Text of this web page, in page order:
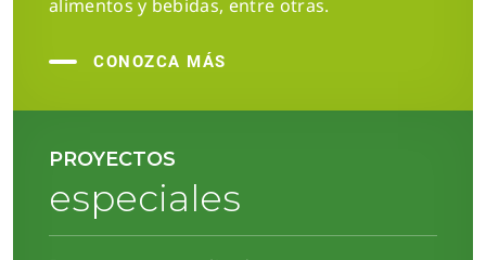
alimentos y bebidas, entre otras.
CONOZCA MÁS
PROYECTOS
especiales